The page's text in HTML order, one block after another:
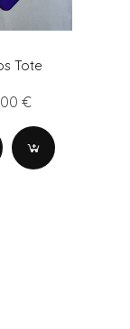
Tote
€